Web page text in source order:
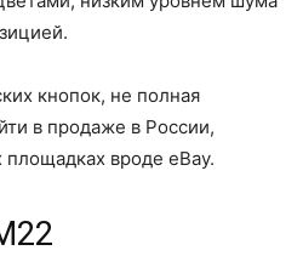
кнопок, не полная
в продаже в России,
вроде eBay.